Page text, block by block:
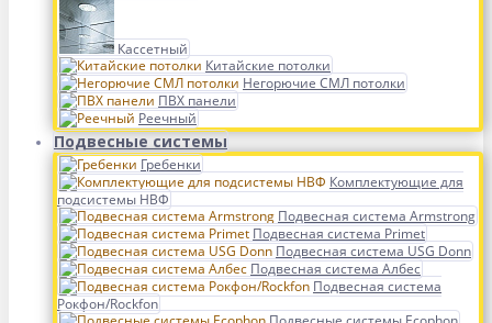
Кассетный
Китайские потолки
Негорючие СМЛ потолки
ПВХ панели
Реечный
Подвесные системы
Гребенки
Комплектующие для
подсистемы НВФ
Подвесная система Armstrong
Подвесная система Primet
Подвесная система USG Donn
Подвесная система Албес
Подвесная система
Рокфон/Rockfon